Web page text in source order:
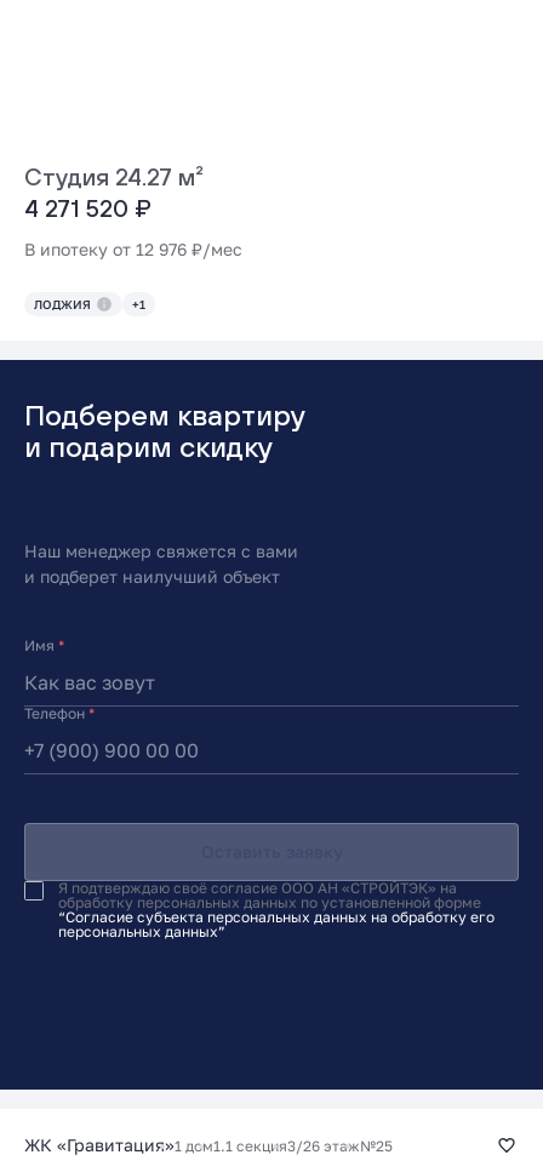
Студия 24.27 м²
4 271 520 ₽
В ипотеку от 12 976 ₽/мес
ЛОДЖИЯ +1
Подберем квартиру
и подарим скидку
Наш менеджер свяжется с вами
и подберет наилучший объект
Имя *
Телефон *
Я подтверждаю своё согласие ООО АН «СТРОЙТЭК» на
обработку персональных данных по установленной форме
“Согласие субъекта персональных данных на обработку его
персональных данных”
ЖК «Гравитация»1 дом1.1 секция3/26 этаж№25